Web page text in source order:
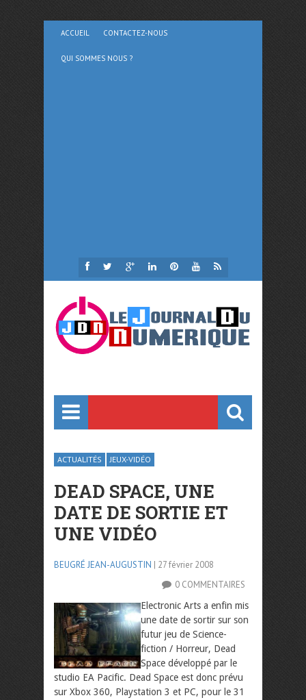
ACCUEIL CONTACTEZ-NOUS
QUI SOMMES NOUS ?
ACTUALITÉS JEUX-VIDÉO
DEAD SPACE, UNE
DATE DE SORTIE ET
UNE VIDÉO
BEUGRÉ JEAN-AUGUSTIN | 27 février 2008
0 COMMENTAIRES
Electronic Arts a enfin mis
une date de sortir sur son
futur jeu de Science-
fiction / Horreur, Dead
Space développé par le
studio EA Pacific. Dead Space est donc prévu
sur Xbox 360, Playstation 3 et PC, pour le 31